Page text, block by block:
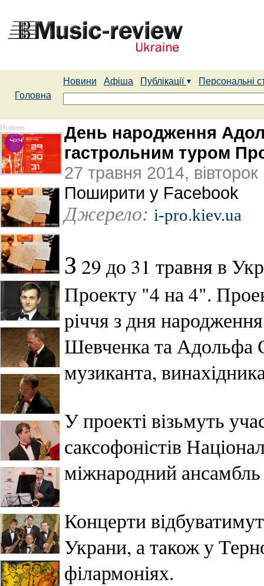
Новини Афіша Публікації
Персональні
Головна
Новина
День народження
гастрольним туром
27 травня 2014, вівторок
Поширити у Facebook
Джерело: i-pro.kiev.ua
З 29 до 31 травня в
Проекту "4 на 4".
річчя з дня
Шевченка та Адольфа
музиканта,
У проекті візьмуть
саксофоністів
міжнародний ансамбль
Концерти
Украни, а також у
філармоніях.